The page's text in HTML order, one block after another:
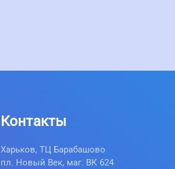
Контакты
Харьков, ТЦ Барабашово
пл. Новый Век, маг. ВК 624